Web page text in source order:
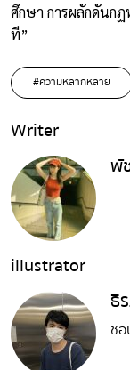
ศึกษา การผลักดันก
ที”
#ความหลากหลาย
Writer
พั
illustrator
ธี
ช